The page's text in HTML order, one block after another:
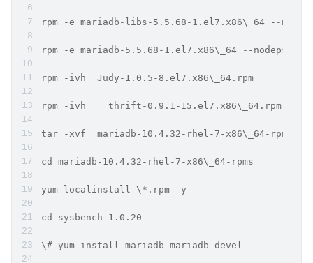
rpm -e mariadb-libs-5.5.68-1.el7.x86\_64 --
rpm -e mariadb-5.5.68-1.el7.x86\_64 --nodeps
rpm -ivh  Judy-1.0.5-8.el7.x86\_64.rpm
rpm -ivh    thrift-0.9.1-15.el7.x86\_64.rpm
tar -xvf  mariadb-10.4.32-rhel-7-x86\_64-
cd mariadb-10.4.32-rhel-7-x86\_64-rpms
yum localinstall \*.rpm -y
cd sysbench-1.0.20
\# yum install mariadb mariadb-devel